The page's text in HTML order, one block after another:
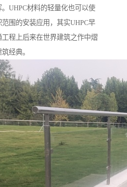
UHPC材料的轻量化也可以使
围的安装应用，其实UHPC早
程上后来在世界建筑之作中熠
经典。